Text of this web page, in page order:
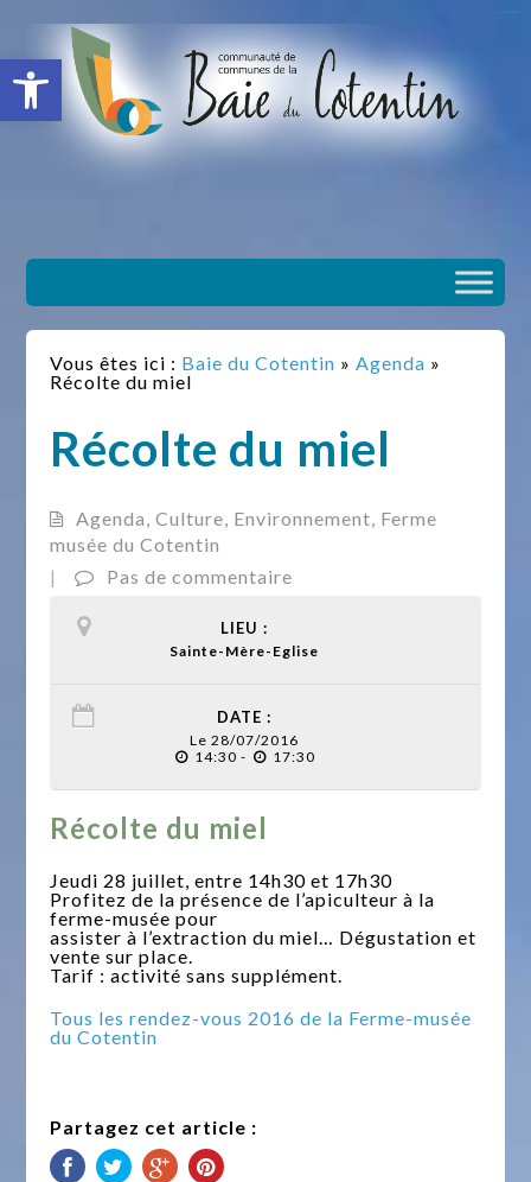
Ouvrir la barre d’outils
Vous êtes ici : Baie du Cotentin »Agenda »
Récolte du miel
Récolte du miel
Agenda,Culture, Environnement, Ferme
musée du Cotentin
|
Pas de commentaire
LIEU :
Sainte-Mère-Eglise
DATE :
Le 28/07/2016
14:30 -
17:30
Récolte du miel
Jeudi 28 juillet, entre 14h30 et 17h30
Profitez de la présence de l’apiculteur à la
ferme-musée pour
assister à l’extraction du miel… Dégustation et
vente sur place.
Tarif : activité sans supplément.
Tous les rendez-vous 2016 de la Ferme-musée
du Cotentin
Partagez cet article :